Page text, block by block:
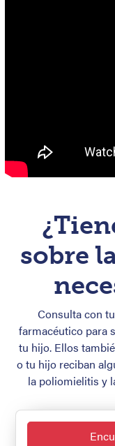
sobre
Consulta con
farmacéutico para
tu hijo. Ellos
o tu hijo reciban
la poliomielitis y